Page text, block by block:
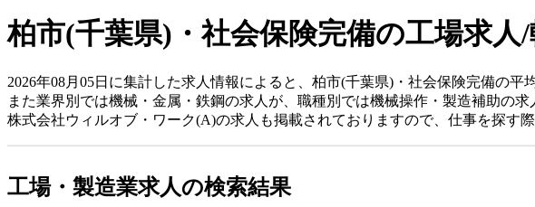
柏市(千葉県)・社会保険完備の工場求人
2026年08月05日に集計した求人情報によると、柏市(千葉県)・社会保険完備の平
また業界別では機械・金属・鉄鋼の求人が、職種別では機械操作・製造補助の求
株式会社ウィルオブ・ワーク(A)の求人も掲載されておりますので、仕事を探す
工場・製造業求人の検索結果